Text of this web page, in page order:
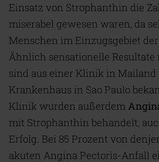
Einsatz von Strophanthin die
miserabel gewesen waren, da
Menschen im Einzugsgebiet
Ähnlich sensationelle
sind aus einer Klinik in
Krankenhaus in Sao Paulo
Klinik wurden außerdem
mit Strophanthin behandelt,
Erfolg. Bei 85 Prozent von
akuten Angina Pectoris-Anfall